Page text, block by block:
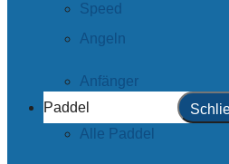
Speed
Angeln
Anfänger
Paddel
Alle Paddel